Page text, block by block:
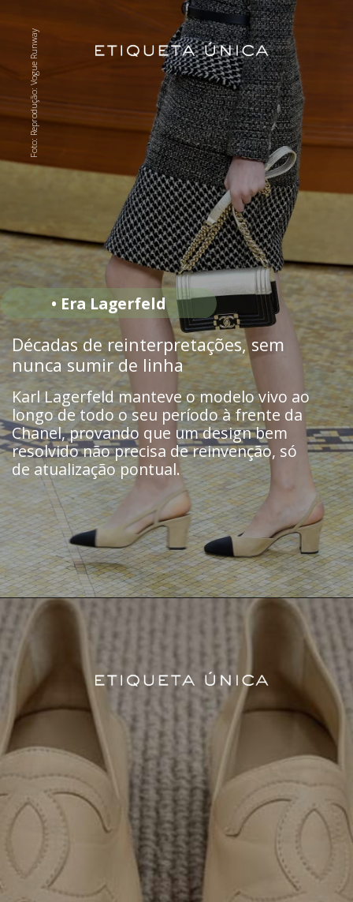
Décadas de reinterpretações, sem
nunca sumir de linha
• Era Lagerfeld
Karl Lagerfeld manteve o modelo vivo ao
longo de todo o seu período à frente da
Chanel, provando que um design bem
resolvido não precisa de reinvenção, só
de atualização pontual.
Foto: Reprodução: Vogue Runway